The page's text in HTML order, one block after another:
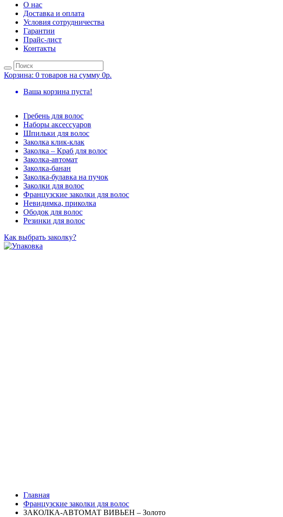
О нас
Доставка и оплата
Условия сотрудничества
Гарантии
Прайс-лист
Контакты
Корзина: 0 товаров на сумму 0р.
Ваша корзина пуста!
Гребень для волос
Наборы аксессуаров
Шпильки для волос
Заколка клик-клак
Заколка – Краб для волос
Заколка-автомат
Заколка-банан
Заколка-булавка на пучок
Заколки для волос
Французские заколки для волос
Невидимка, приколка
Ободок для волос
Резинки для волос
Как выбрать заколку?
Главная
Французские заколки для волос
ЗАКОЛКА-АВТОМАТ ВИВЬЕН – Золото